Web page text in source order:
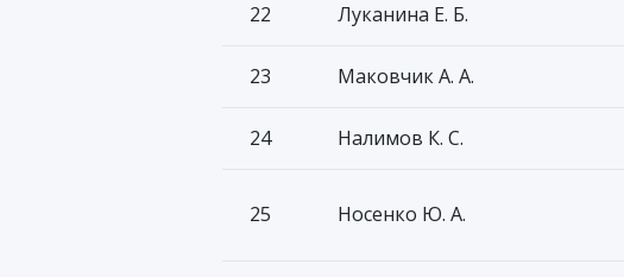
22 Луканина Е. Б.
23 Маковчик А. А.
24 Налимов К. С.
25 Носенко Ю. А.